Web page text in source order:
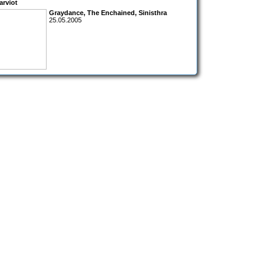
Graydance, The Enchained, Sinisthra
25.05.2005